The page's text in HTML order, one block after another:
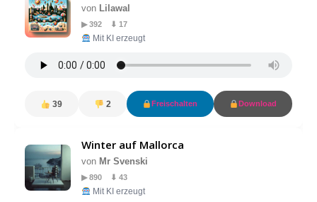
von Lilawal
▶ 392 ⬇ 17
Mit KI erzeugt
39 2 Freischalten Download
Winter auf Mallorca
von Mr Svenski
▶ 890 ⬇ 43
Mit KI erzeugt